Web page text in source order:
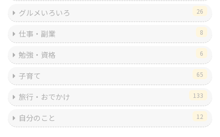
グルメいろいろ 26
仕事・副業 8
勉強・資格 6
子育て 65
旅行・おでかけ 133
自分のこと 12